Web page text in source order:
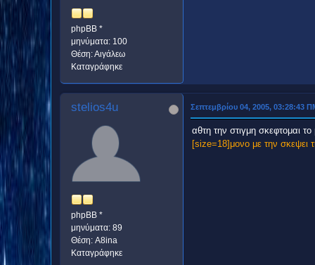
phpBB *
μηνύματα: 100
Θέση: Αιγάλεω
Καταγράφηκε
stelios4u
phpBB *
μηνύματα: 89
Θέση: A8ina
Καταγράφηκε
Σεπτεμβρίου 04, 2005, 03:28:43
αθτη την στιγμη σκεφτομαι
[size=18]μονο με την σκεψει